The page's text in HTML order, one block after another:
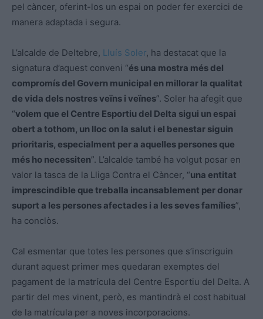
pel càncer, oferint-los un espai on poder fer exercici de
manera adaptada i segura.
L’alcalde de Deltebre, Lluís Soler, ha destacat que la
signatura d’aquest conveni “és una mostra més del
compromís del Govern municipal en millorar la qualitat
de vida dels nostres veïns i veïnes”. Soler ha afegit que
“volem que el Centre Esportiu del Delta sigui un espai
obert a tothom, un lloc on la salut i el benestar siguin
prioritaris, especialment per a aquelles persones que
més ho necessiten”. L’alcalde també ha volgut posar en
valor la tasca de la Lliga Contra el Càncer, “una entitat
imprescindible que treballa incansablement per donar
suport a les persones afectades i a les seves famílies”,
ha conclòs.
Cal esmentar que totes les persones que s’inscriguin
durant aquest primer mes quedaran exemptes del
pagament de la matrícula del Centre Esportiu del Delta. A
partir del mes vinent, però, es mantindrà el cost habitual
de la matrícula per a noves incorporacions.